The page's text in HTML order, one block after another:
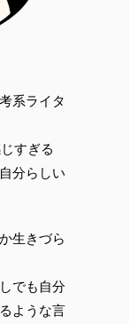
系ライタ
すぎる
分らしい
生きづら
でも自分
ような言